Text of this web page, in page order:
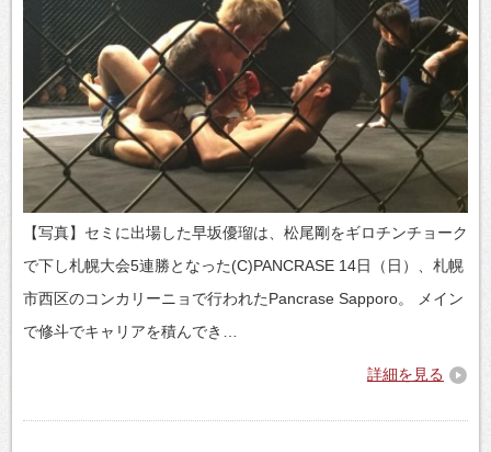
【写真】セミに出場した早坂優瑠は、松尾剛をギロチンチョーク
で下し札幌大会5連勝となった(C)PANCRASE 14日（日）、札幌
市西区のコンカリーニョで行われたPancrase Sapporo。 メイン
で修斗でキャリアを積んでき…
詳細を見る